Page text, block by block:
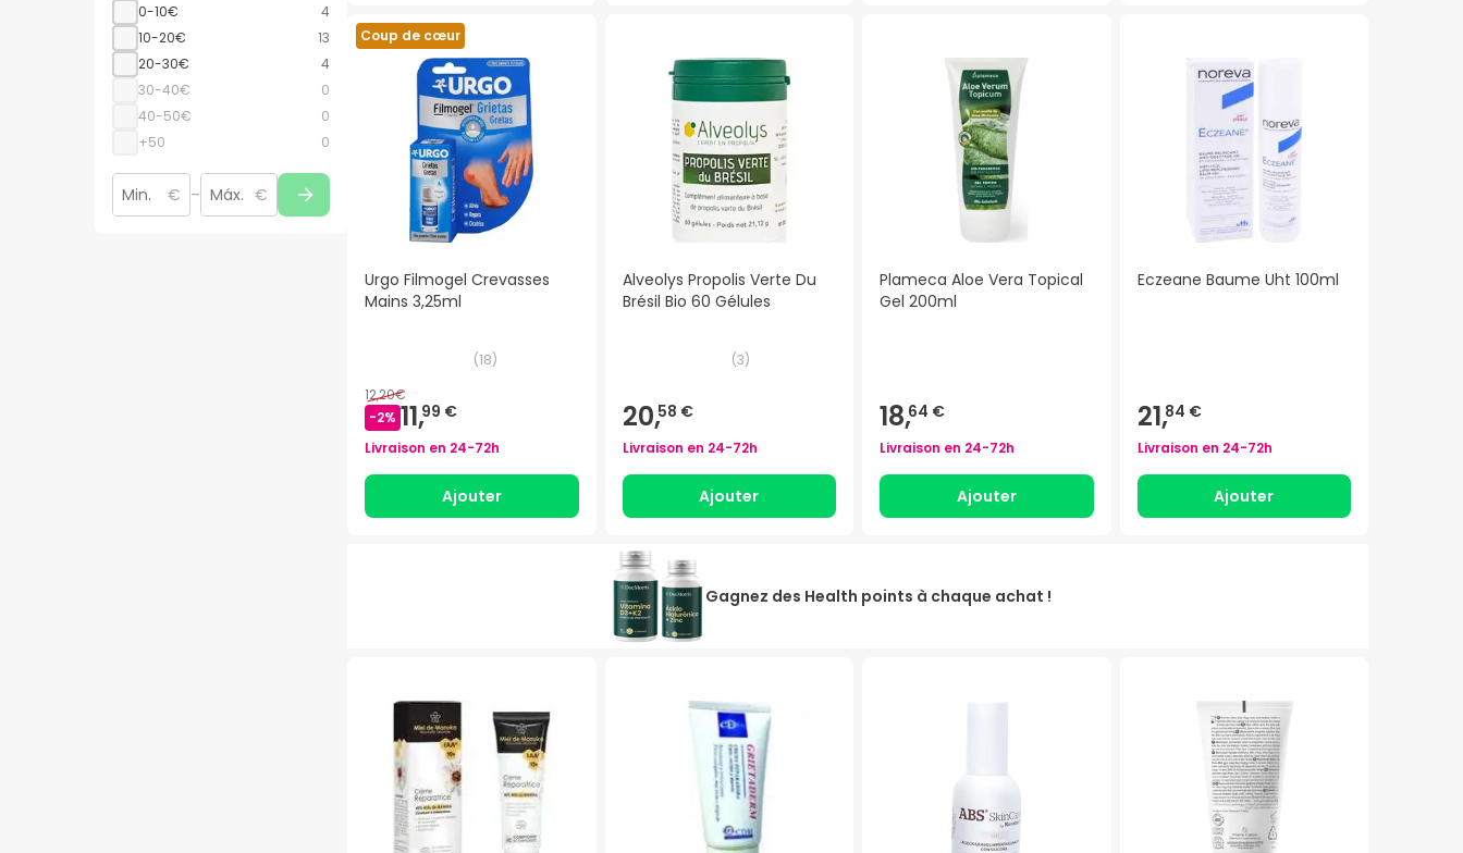
0-10€
4
10-20€
13
20-30€
4
30-40€
0
40-50€
0
+50
0
€ – €
Coup de cœur
Urgo Filmogel Crevasses
Mains 3,25ml
(18)
12,20€
-2% 11,99 €
Livraison en 24-72h
Ajouter
Alveolys Propolis Verte Du
Brésil Bio 60 Gélules
(3)
20,58 €
Livraison en 24-72h
Ajouter
Plameca Aloe Vera Topical
Gel 200ml
18,64 €
Livraison en 24-72h
Ajouter
Eczeane Baume Uht 100ml
21,84 €
Livraison en 24-72h
Ajouter
Gagnez des Health points à chaque achat !